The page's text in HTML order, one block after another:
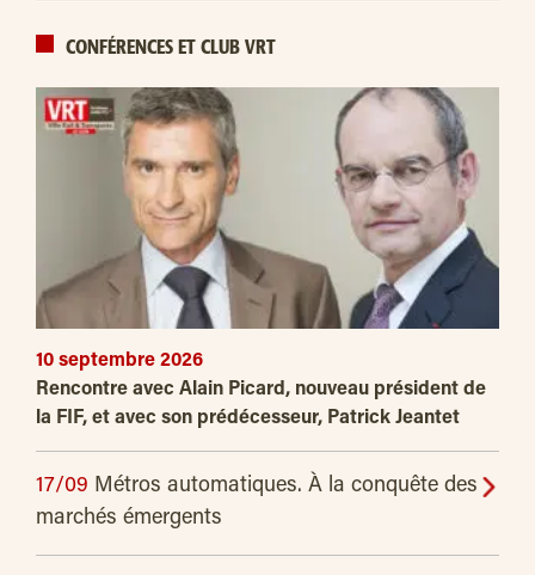
CONFÉRENCES ET CLUB VRT
10 septembre 2026
Rencontre avec Alain Picard, nouveau président de
la FIF, et avec son prédécesseur, Patrick Jeantet
17/09 Métros automatiques. À la conquête des
marchés émergents